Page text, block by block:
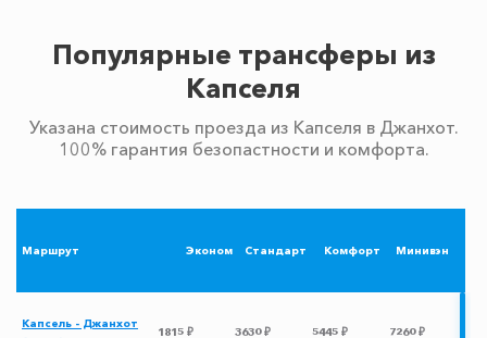
Популярные трансферы из
Капселя
Указана стоимость проезда из Капселя в Джанхот.
100% гарантия безопастности и комфорта.
Маршрут Эконом Стандарт Комфорт Минивэн
Капсель - Джанхот
1815 ₽ 3630 ₽ 5445 ₽ 7260 ₽